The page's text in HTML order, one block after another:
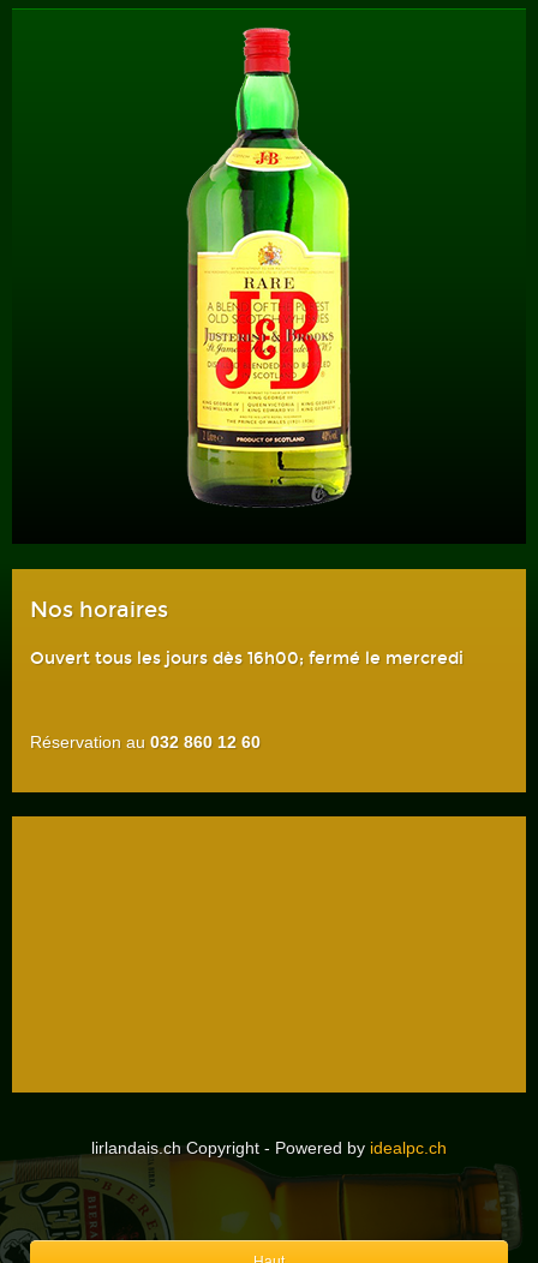
Nos horaires
Ouvert tous les jours dès 16h00; fermé le mercredi
Réservation au 032 860 12 60
lirlandais.ch Copyright - Powered by idealpc.ch